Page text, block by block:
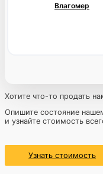
Влагомер
Хотите что-то продать
Опишите состояние
и узнайте стоимость
Узнать стоимость